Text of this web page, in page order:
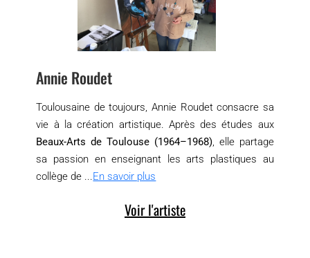
Annie Roudet
Toulousaine de toujours, Annie Roudet consacre sa
vie à la création artistique. Après des études aux
Beaux-Arts de Toulouse (1964–1968), elle partage
sa passion en enseignant les arts plastiques au
collège de ...En savoir plus
Voir l'artiste